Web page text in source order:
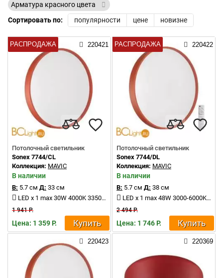
Арматура красного цвета
Сортировать по:
популярности цене новизне
РАСПРОДАЖА 220421
Потолочный светильник
Sonex 7744/CL
Коллекция: MAVIC
В наличии
В: 5.7 см Д: 33 см
LED x 1 max 30W 4000K 3350Lm
1 941 Р.
Цена: 1 359 Р. Купить
РАСПРОДАЖА 220422
Потолочный светильник
Sonex 7744/DL
Коллекция: MAVIC
В наличии
В: 5.7 см Д: 38 см
LED x 1 max 48W 3000-6000K 4370Lm
2 494 Р.
Цена: 1 746 Р. Купить
220423 220369